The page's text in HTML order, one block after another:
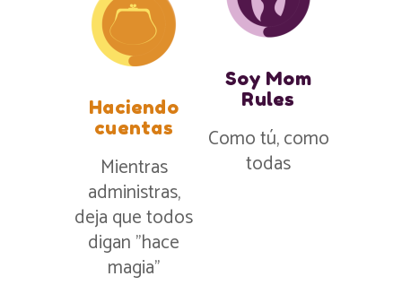
Haciendo
cuentas
Mientras
administras,
deja que todos
digan ”hace
magia”
Soy Mom
Rules
Como tú, como
todas